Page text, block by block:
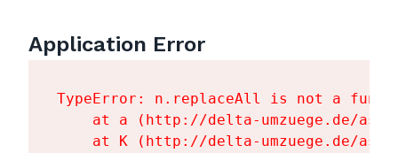
Application Error
TypeError: n.replaceAll is not a
at a (http://delta-umzuege.de/
at K (http://delta-umzuege.de/